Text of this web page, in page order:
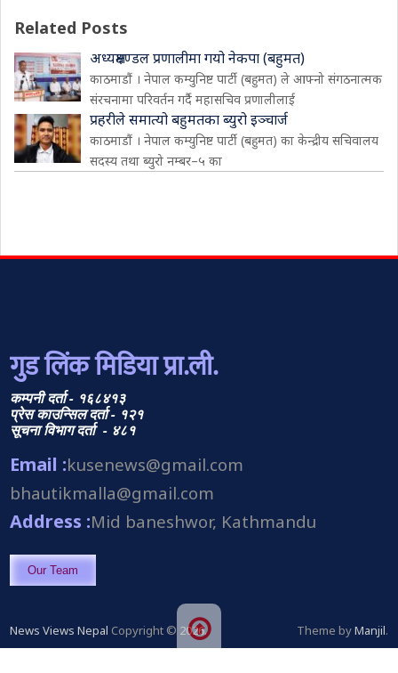
Related Posts
अध्यक्षमण्डल प्रणालीमा गयो नेकपा (बहुमत)
काठमाडौं । नेपाल कम्युनिष्ट पार्टी (बहुमत) ले आफ्नो संगठनात्मक
संरचनामा परिवर्तन गर्दै महासचिव प्रणालीलाई
प्रहरीले समात्यो बहुमतका ब्युरो इञ्चार्ज
काठमाडौं । नेपाल कम्युनिष्ट पार्टी (बहुमत) का केन्द्रीय सचिवालय
सदस्य तथा ब्युरो नम्बर–५ का
गुड लिंक मिडिया प्रा.ली.
कम्पनी दर्ता - १६८४१३
प्रेस काउन्सिल दर्ता - १२१
सूचना विभाग दर्ता - ४८१
Email :kusenews@gmail.com
bhautikmalla@gmail.com
Address :Mid baneshwor, Kathmandu
Our Team
News Views Nepal Copyright © 2026. Theme byManjil.